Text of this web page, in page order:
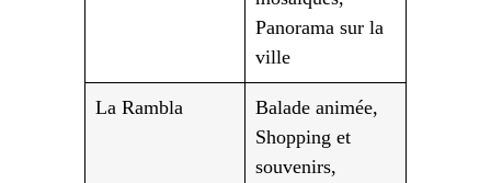
Panorama sur la
ville
La Rambla
Balade animée,
Shopping et
souvenirs,